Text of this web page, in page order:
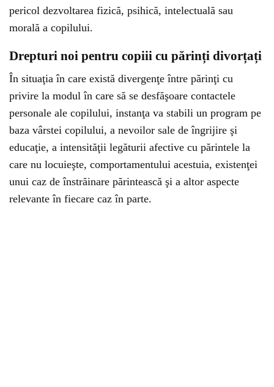
pericol dezvoltarea fizică, psihică, intelectuală sau
morală a copilului.
Drepturi noi pentru copiii cu părinți divorțați
În situaţia în care există divergenţe între părinţi cu
privire la modul în care să se desfăşoare contactele
personale ale copilului, instanţa va stabili un program pe
baza vârstei copilului, a nevoilor sale de îngrijire şi
educaţie, a intensităţii legăturii afective cu părintele la
care nu locuieşte, comportamentului acestuia, existenţei
unui caz de înstrăinare părintească şi a altor aspecte
relevante în fiecare caz în parte.